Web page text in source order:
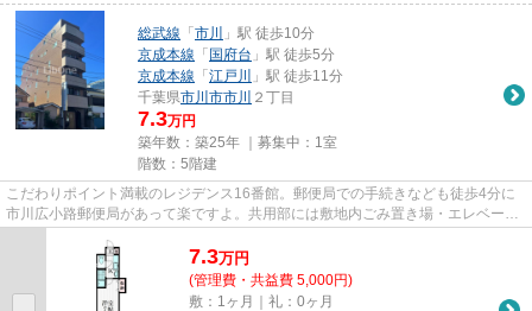
総武線 「 市川
」駅 徒歩10分
京成本線 「 国府台 」駅 徒歩5分
京成本線 「 江戸川
」駅 徒歩11分
千葉県市川市市川 ２丁目
7.3万円
築年数：築25年 ｜募集中： 1室
階数：5階建
こだわりポイント満載のレジデンス16番館。郵便局での手続きなども徒歩4分に
市川広小路郵便局があって楽ですよ。共用部には敷地内ごみ置き場・エレベータ
7.3万円
(管理費・共益費 5,000円)
敷：1ヶ月｜礼：0ヶ月